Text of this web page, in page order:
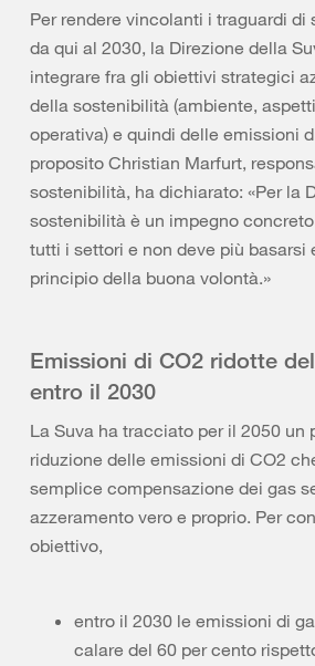
Per rendere vincolanti i traguardi di
da qui al 2030, la Direzione della
integrare fra gli obiettivi strategici
della sostenibilità (ambiente,
operativa) e quindi delle emissioni
proposito Christian Marfurt,
sostenibilità, ha dichiarato: «Per la
sostenibilità è un impegno
tutti i settori e non deve più basarsi
principio della buona volontà.»
Emissioni di CO2 ridotte
entro il 2030
La Suva ha tracciato per il 2050 un
riduzione delle emissioni di CO2
semplice compensazione dei gas
azzeramento vero e proprio. Per
obiettivo,
entro il 2030 le emissioni di
calare del 60 per cento